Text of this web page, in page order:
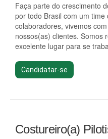
Faça parte do crescimento
por todo Brasil com um time
colaboradores, vivemos
nossos(as) clientes. Somos
excelente lugar para se
Candidatar-se
Costureiro(a)